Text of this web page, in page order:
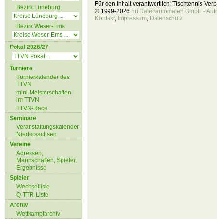
Bezirk Lüneburg
Bezirk Weser-Ems
Pokal 2026/27
Turniere
Turnierkalender des
TTVN
mini-Meisterschaften
im TTVN
TTVN-Race
Seminare
Veranstaltungskalender
Niedersachsen
Vereine
Adressen,
Mannschaften, Spieler,
Ergebnisse
Spieler
Wechselliste
Q-TTR-Liste
Archiv
Wettkampfarchiv
Für den Inhalt verantwortlich: Tischtennis-
© 1999-2026 nu Datenautomaten GmbH -
Kontakt, Impressum, Datenschutz